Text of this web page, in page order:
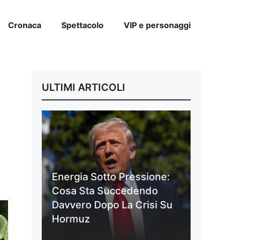
Cronaca Spettacolo VIP e personaggi
ULTIMI ARTICOLI
Energia Sotto Pressione:
Cosa Sta Succedendo
Davvero Dopo La Crisi Su
Hormuz